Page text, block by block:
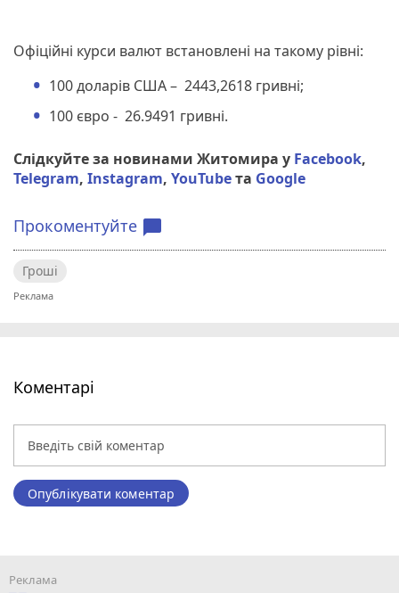
Офіційні курси валют встановлені на такому рівні:
100 доларів США – 2443,2618 гривні;
100 євро - 26.9491 гривні.
Слідкуйте за новинами Житомира у Facebook,
Telegram, Instagram, YouTubeта Google
Прокоментуйте chat_bubble
Гроші
Коментарі
Опублікувати коментар